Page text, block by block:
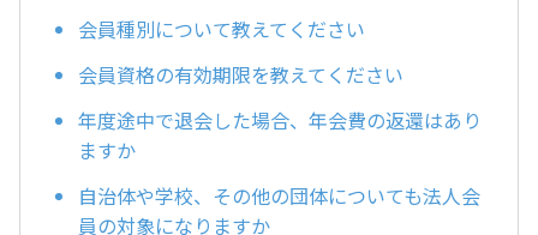
会員種別について教えてください
会員資格の有効期限を教えてください
年度途中で退会した場合、年会費の返還はあり
ますか
自治体や学校、その他の団体についても法人会
員の対象になりますか